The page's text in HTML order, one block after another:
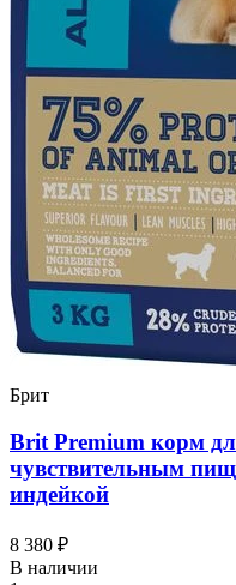
Брит
Brit Premium корм
чувствительным
индейкой
8 380 ₽
В наличии